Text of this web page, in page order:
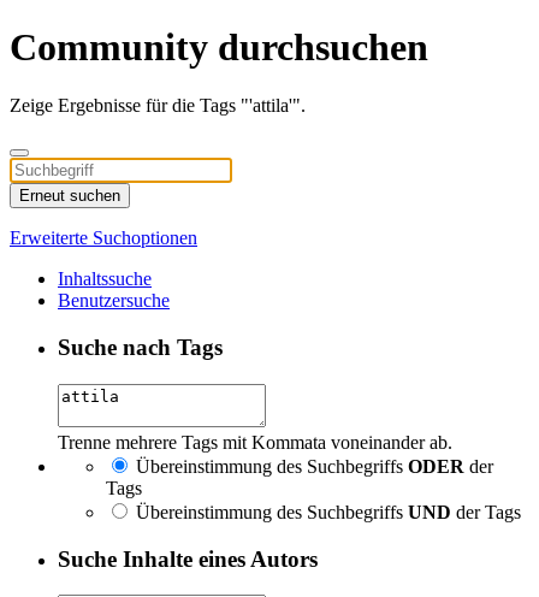
Community durchsuchen
Zeige Ergebnisse für die Tags "'attila'".
Erneut suchen
Erweiterte Suchoptionen
Inhaltssuche
Benutzersuche
Suche nach Tags
Trenne mehrere Tags mit Kommata voneinander ab.
Übereinstimmung des Suchbegriffs ODER der
Tags
Übereinstimmung des Suchbegriffs UND der Tags
Suche Inhalte eines Autors